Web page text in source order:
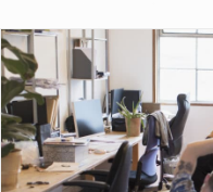
BIEN-
Améliorer les
être et la